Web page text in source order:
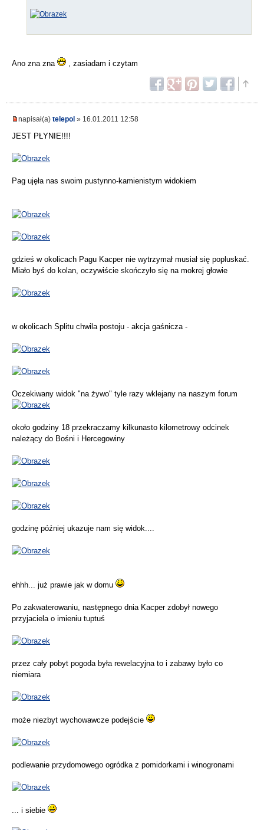
Ano zna zna , zasiadam i czytam
napisał(a) telepol » 16.01.2011 12:58
JEST PŁYNIE!!!!
Pag ujęła nas swoim pustynno-kamienistym widokiem
gdzieś w okolicach Pagu Kacper nie wytrzymał musiał się popluskać.
Miało byś do kolan, oczywiście skończyło się na mokrej głowie
w okolicach Splitu chwila postoju - akcja gaśnicza -
Oczekiwany widok "na żywo" tyle razy wklejany na naszym forum
około godziny 18 przekraczamy kilkunasto kilometrowy odcinek
należący do Bośni i Hercegowiny
godzinę później ukazuje nam się widok....
ehhh... już prawie jak w domu
Po zakwaterowaniu, następnego dnia Kacper zdobył nowego
przyjaciela o imieniu tuptuś
przez cały pobyt pogoda była rewelacyjna to i zabawy było co
niemiara
może niezbyt wychowawcze podejście
podlewanie przydomowego ogródka z pomidorkami i winogronami
... i siebie